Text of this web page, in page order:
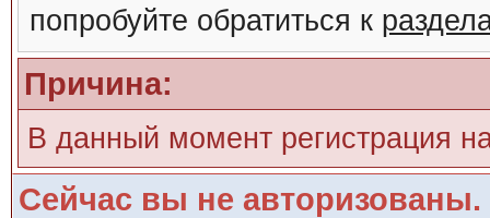
попробуйте обратиться к
Причина:
В данный момент регистрация
Сейчас вы не авторизованы.